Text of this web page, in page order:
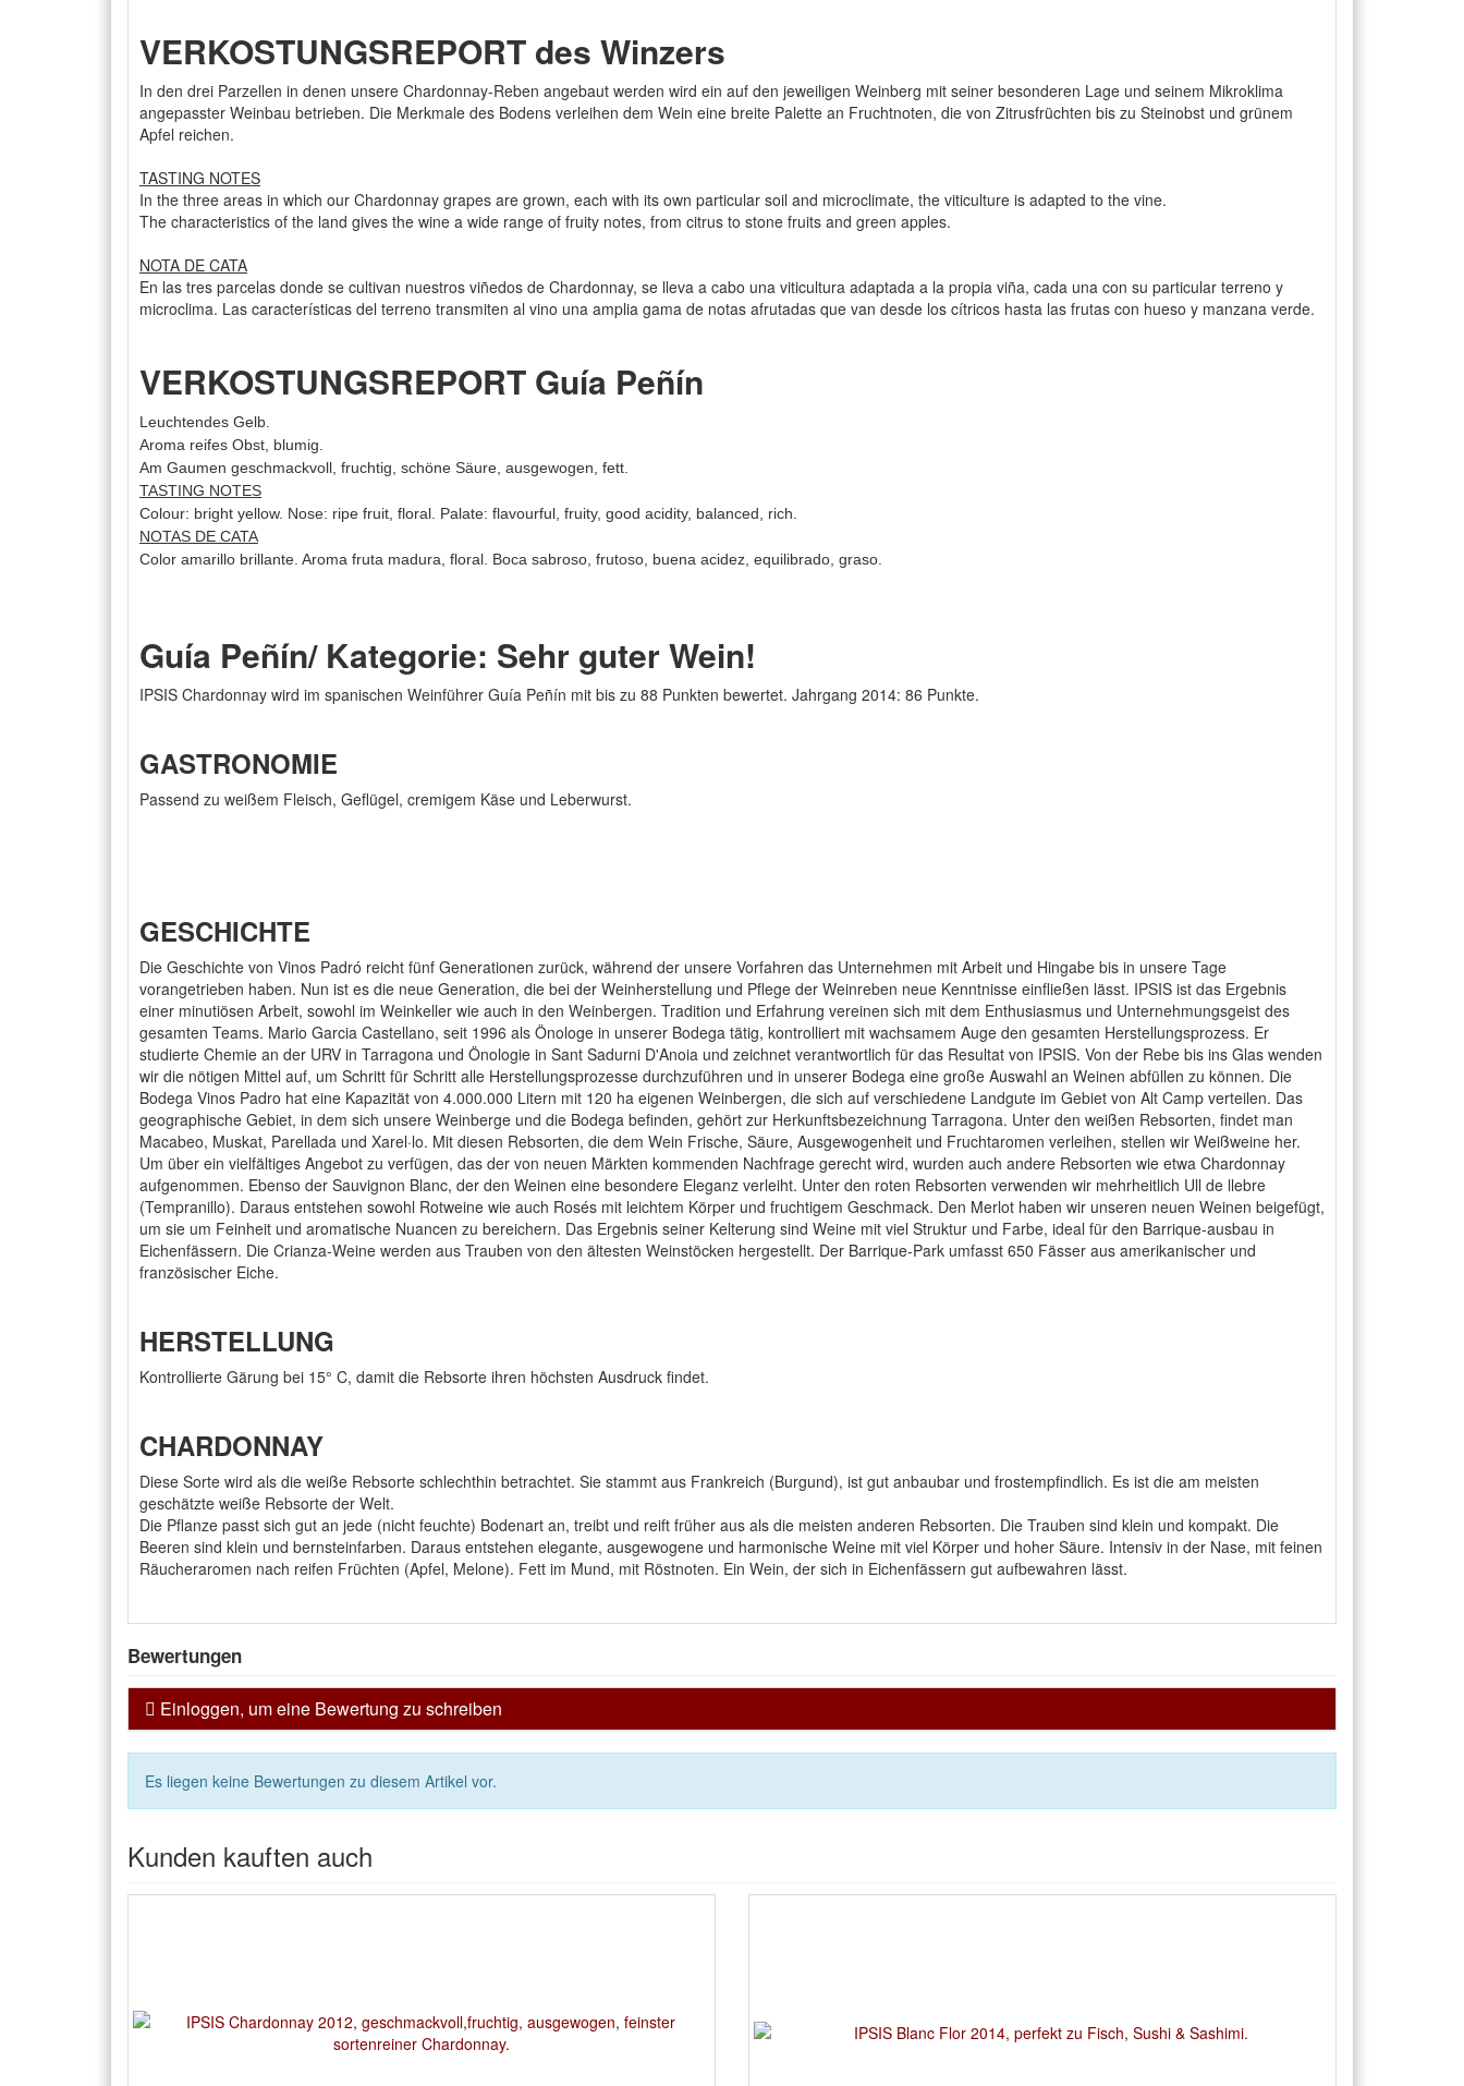
VERKOSTUNGSREPORT des Winzers
In den drei Parzellen in denen unsere Chardonnay-Reben angebaut werden wird ein auf den jeweiligen Weinberg mit seiner besonderen Lage und seinem Mikroklima
angepasster Weinbau betrieben. Die Merkmale des Bodens verleihen dem Wein eine breite Palette an Fruchtnoten, die von Zitrusfrüchten bis zu Steinobst und grünem
Apfel reichen.
TASTING NOTES
In the three areas in which our Chardonnay grapes are grown, each with its own particular soil and microclimate, the viticulture is adapted to the vine.
The characteristics of the land gives the wine a wide range of fruity notes, from citrus to stone fruits and green apples.
NOTA DE CATA
En las tres parcelas donde se cultivan nuestros viñedos de Chardonnay, se lleva a cabo una viticultura adaptada a la propia viña, cada una con su particular terreno y
microclima. Las características del terreno transmiten al vino una amplia gama de notas afrutadas que van desde los cítricos hasta las frutas con hueso y manzana verde.
VERKOSTUNGSREPORT Guía Peñín
Leuchtendes Gelb.
Aroma reifes Obst, blumig.
Am Gaumen geschmackvoll, fruchtig, schöne Säure, ausgewogen, fett.
TASTING NOTES
Colour: bright yellow. Nose: ripe fruit, floral. Palate: flavourful, fruity, good acidity, balanced, rich.
NOTAS DE CATA
Color amarillo brillante. Aroma fruta madura, floral. Boca sabroso, frutoso, buena acidez, equilibrado, graso.
Guía Peñín/ Kategorie: Sehr guter Wein!
IPSIS Chardonnay wird im spanischen Weinführer Guía Peñín mit bis zu 88 Punkten bewertet. Jahrgang 2014: 86 Punkte.
GASTRONOMIE
Passend zu weißem Fleisch, Geflügel, cremigem Käse und Leberwurst.
GESCHICHTE
Die Geschichte von Vinos Padró reicht fünf Generationen zurück, während der unsere Vorfahren das Unternehmen mit Arbeit und Hingabe bis in unsere Tage
vorangetrieben haben. Nun ist es die neue Generation, die bei der Weinherstellung und Pflege der Weinreben neue Kenntnisse einfließen lässt. IPSIS ist das Ergebnis
einer minutiösen Arbeit, sowohl im Weinkeller wie auch in den Weinbergen. Tradition und Erfahrung vereinen sich mit dem Enthusiasmus und Unternehmungsgeist des
gesamten Teams. Mario Garcia Castellano, seit 1996 als Önologe in unserer Bodega tätig, kontrolliert mit wachsamem Auge den gesamten Herstellungsprozess. Er
studierte Chemie an der URV in Tarragona und Önologie in Sant Sadurni D'Anoia und zeichnet verantwortlich für das Resultat von IPSIS. Von der Rebe bis ins Glas wenden
wir die nötigen Mittel auf, um Schritt für Schritt alle Herstellungsprozesse durchzuführen und in unserer Bodega eine große Auswahl an Weinen abfüllen zu können. Die
Bodega Vinos Padro hat eine Kapazität von 4.000.000 Litern mit 120 ha eigenen Weinbergen, die sich auf verschiedene Landgute im Gebiet von Alt Camp verteilen. Das
geographische Gebiet, in dem sich unsere Weinberge und die Bodega befinden, gehört zur Herkunftsbezeichnung Tarragona. Unter den weißen Rebsorten, findet man
Macabeo, Muskat, Parellada und Xarel·lo. Mit diesen Rebsorten, die dem Wein Frische, Säure, Ausgewogenheit und Fruchtaromen verleihen, stellen wir Weißweine her.
Um über ein vielfältiges Angebot zu verfügen, das der von neuen Märkten kommenden Nachfrage gerecht wird, wurden auch andere Rebsorten wie etwa Chardonnay
aufgenommen. Ebenso der Sauvignon Blanc, der den Weinen eine besondere Eleganz verleiht. Unter den roten Rebsorten verwenden wir mehrheitlich Ull de llebre
(Tempranillo). Daraus entstehen sowohl Rotweine wie auch Rosés mit leichtem Körper und fruchtigem Geschmack. Den Merlot haben wir unseren neuen Weinen beigefügt,
um sie um Feinheit und aromatische Nuancen zu bereichern. Das Ergebnis seiner Kelterung sind Weine mit viel Struktur und Farbe, ideal für den Barrique-ausbau in
Eichenfässern. Die Crianza-Weine werden aus Trauben von den ältesten Weinstöcken hergestellt. Der Barrique-Park umfasst 650 Fässer aus amerikanischer und
französischer Eiche.
HERSTELLUNG
Kontrollierte Gärung bei 15° C, damit die Rebsorte ihren höchsten Ausdruck findet.
CHARDONNAY
Diese Sorte wird als die weiße Rebsorte schlechthin betrachtet. Sie stammt aus Frankreich (Burgund), ist gut anbaubar und frostempfindlich. Es ist die am meisten
geschätzte weiße Rebsorte der Welt.
Die Pflanze passt sich gut an jede (nicht feuchte) Bodenart an, treibt und reift früher aus als die meisten anderen Rebsorten. Die Trauben sind klein und kompakt. Die
Beeren sind klein und bernsteinfarben. Daraus entstehen elegante, ausgewogene und harmonische Weine mit viel Körper und hoher Säure. Intensiv in der Nase, mit feinen
Räucheraromen nach reifen Früchten (Apfel, Melone). Fett im Mund, mit Röstnoten. Ein Wein, der sich in Eichenfässern gut aufbewahren lässt.
Bewertungen
Einloggen, um eine Bewertung zu schreiben
Es liegen keine Bewertungen zu diesem Artikel vor.
Kunden kauften auch